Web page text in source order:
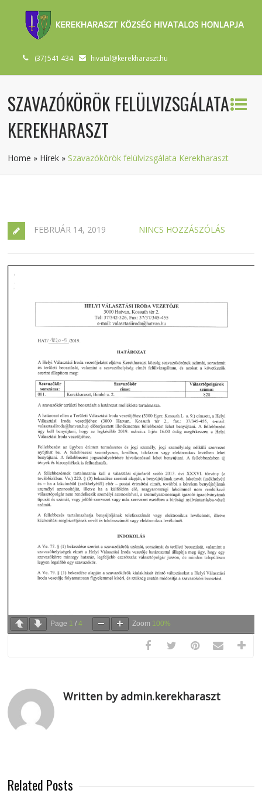
(37) 541 434 hivatal@kerekharaszt.hu
SZAVAZÓKÖRÖK FELÜLVIZSGÁLATA
KEREKHARASZT
Home » Hírek » Szavazókörök felülvizsgálata Kerekharaszt
FEBRUÁR 14, 2019 NINCS HOZZÁSZÓLÁS
Page 1 /4 Zoom 100%
Written by admin.kerekharaszt
Related Posts